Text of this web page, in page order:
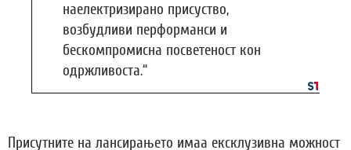
наелектризирано присуство,
возбудливи перформанси и
бескомпромисна посветеност кон
одржливоста.“
Присутните на лансирањето имаа ексклузивна можност